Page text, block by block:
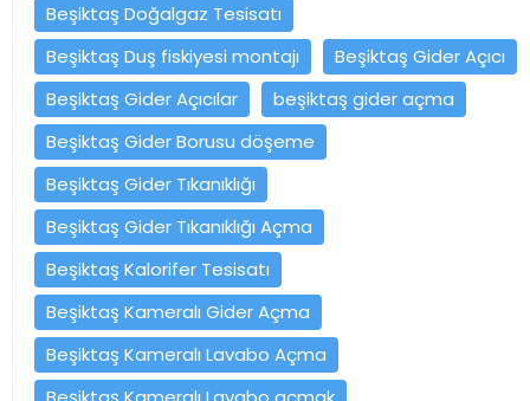
Beşiktaş Doğalgaz Tesisatı
Beşiktaş Duş fiskiyesi montajı
Beşiktaş Gider Açıcı
Beşiktaş Gider Açıcılar
beşiktaş gider açma
Beşiktaş Gider Borusu döşeme
Beşiktaş Gider Tıkanıklığı
Beşiktaş Gider Tıkanıklığı Açma
Beşiktaş Kalorifer Tesisatı
Beşiktaş Kameralı Gider Açma
Beşiktaş Kameralı Lavabo Açma